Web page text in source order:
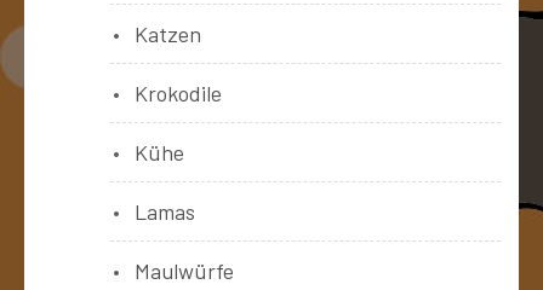
Katzen
Krokodile
Kühe
Lamas
Maulwürfe